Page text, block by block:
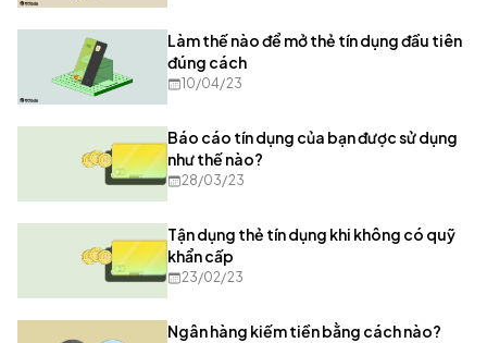
Làm thế nào để mở thẻ tín dụng đầu tiên
đúng cách
10/04/23
Báo cáo tín dụng của bạn được sử dụng
như thế nào?
28/03/23
Tận dụng thẻ tín dụng khi không có quỹ
khẩn cấp
23/02/23
Ngân hàng kiếm tiền bằng cách nào?